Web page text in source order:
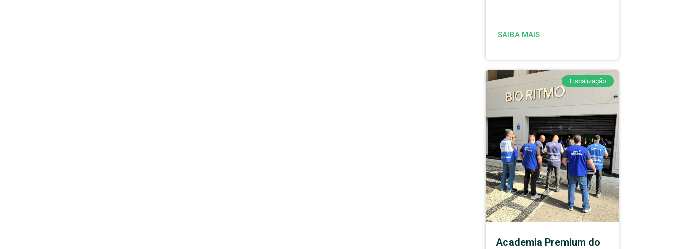
SAIBA MAIS
Fiscalização
Academia Premium do